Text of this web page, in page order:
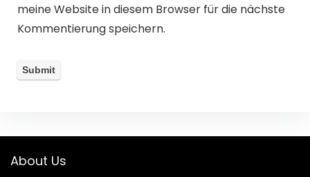
meine Website in diesem Browser für die nächste
Kommentierung speichern.
About Us